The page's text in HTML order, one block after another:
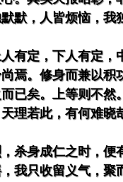
默，人皆烦恼，我
有定，下人有定，
焉。修身而兼以
已矣。上等则不
理若此，有何难晓
杀身成仁之时，便
我只收留义气，